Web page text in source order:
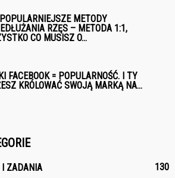
METODY
RZĘS – METODA 1:1,
CO MUSISZ O...
FACEBOOK = POPULARNOŚĆ. I TY
KRÓLOWAĆ SWOJĄ MARKĄ NA...
I ZADANIA 130